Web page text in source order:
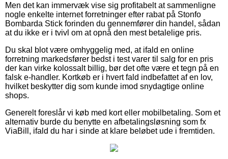
Men det kan immervæk vise sig profitabelt at sammenligne
nogle enkelte internet forretninger efter rabat på Stonfo
Bombarda Stick forinden du gennemfører din handel, sådan
at du ikke er i tvivl om at opnå den mest betalelige pris.
Du skal blot være omhyggelig med, at ifald en online
forretning markedsfører bedst i test varer til salg for en pris
der kan virke kolossalt billig, bør det ofte være et tegn på en
falsk e-handler. Kortkøb er i hvert fald indbefattet af en lov,
hvilket beskytter dig som kunde imod snydagtige online
shops.
Generelt foreslår vi køb med kort eller mobilbetaling. Som et
alternativ burde du benytte en afbetalingsløsning som fx
ViaBill, ifald du har i sinde at klare beløbet ude i fremtiden.